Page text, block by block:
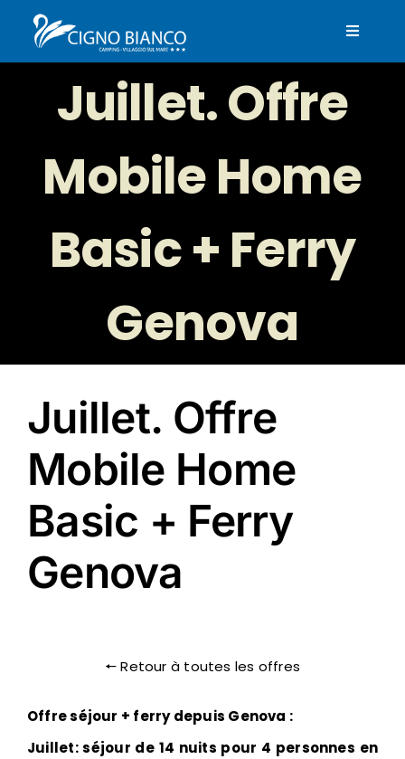
Toggle
Régulation piscine
Excursions
Gallery
Juillet. Offre
Mobile Home
Basic + Ferry
Genova
Larger
Image
Juillet. Offre
Mobile Home
Basic + Ferry
Genova
🠔 Retour à toutes les offres
Offre séjour + ferry depuis Genova :
Juillet: séjour de 14 nuits pour 4 personnes en